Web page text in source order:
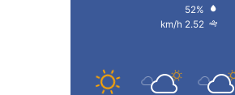
52%
2.52 km/h